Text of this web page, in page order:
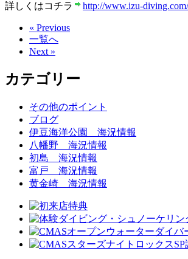
詳しくはコチラ http://www.izu-
« Previous
一覧へ
Next »
カテゴリー
その他のポイント
ブログ
伊豆海洋公園 海況情報
八幡野 海況情報
初島 海況情報
富戸 海況情報
黄金崎 海況情報